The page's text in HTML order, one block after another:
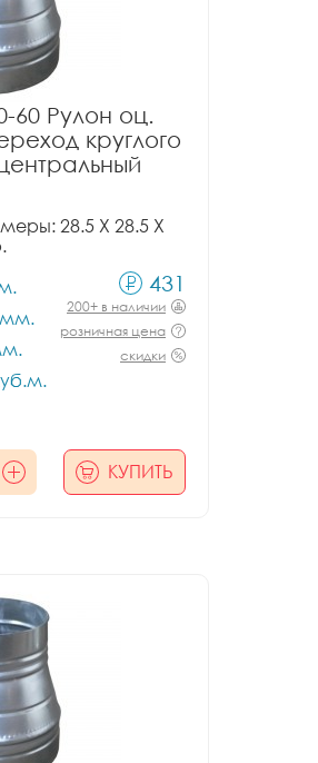
60 Рулон оц.
круглого
28.5 X 28.5 X
мм.
431
200+ в наличии
розничная цена
скидки
КУПИТЬ